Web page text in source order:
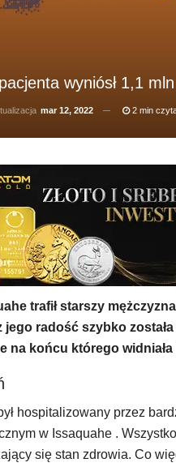
wyniósł 1,1
mar 12, 2022 2 min
trafił starszy
jego radość szybko
na końcu którego
hospitalizowany przez
w Issaquahe .
się stan zdrowia. Co